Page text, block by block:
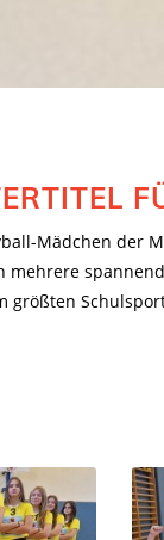
Mädchen der
größten